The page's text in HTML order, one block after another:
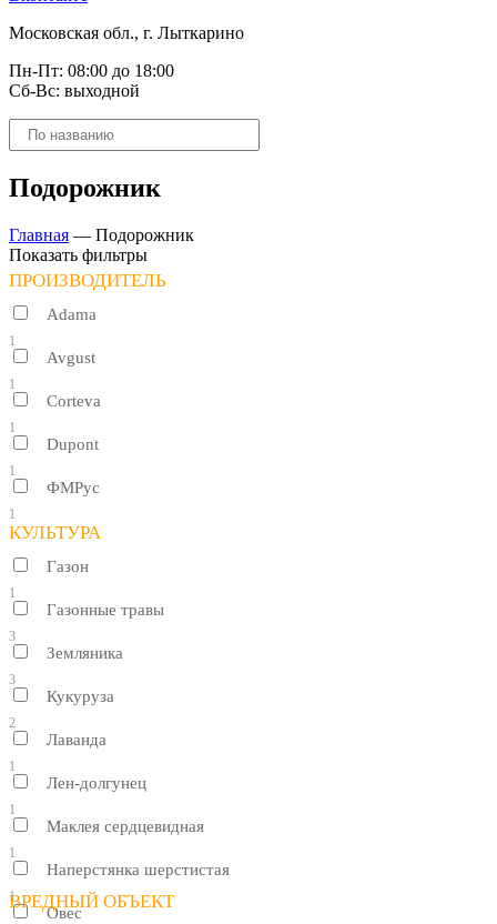
Московская обл., г. Лыткарино
Пн-Пт: 08:00 до 18:00
Сб-Вс: выходной
Поиск
товаров
Подорожник
Главная — Подорожник
Показать фильтры
ПРОИЗВОДИТЕЛЬ
Adama
1
Avgust
1
Corteva
1
Dupont
1
ФМРус
1
КУЛЬТУРА
Газон
1
Газонные травы
3
Земляника
3
Кукуруза
2
Лаванда
1
Лен-долгунец
1
Маклея сердцевидная
1
Наперстянка шерстистая
1
Овес
ВРЕДНЫЙ ОБЪЕКТ